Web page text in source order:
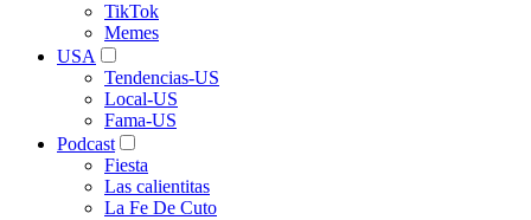
TikTok
Memes
USA
Tendencias-US
Local-US
Fama-US
Podcast
Fiesta
Las calientitas
La Fe De Cuto